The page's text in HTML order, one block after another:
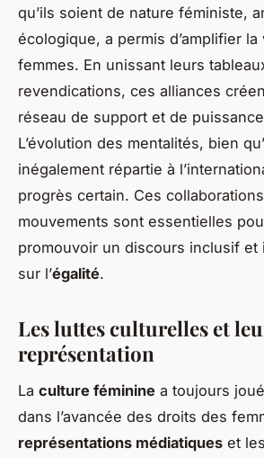
qu’ils soient de nature féministe,
écologique, a permis d’amplifier la
femmes. En unissant leurs
revendications, ces alliances
réseau de support et de
L’évolution des mentalités, bien
inégalement répartie à
progrès certain. Ces
mouvements sont essentielles
promouvoir un discours inclusif et
sur l’égalité.
Les luttes culturelles et
représentation
La culture féminine a toujours
dans l’avancée des droits des
représentations médiatiques et les